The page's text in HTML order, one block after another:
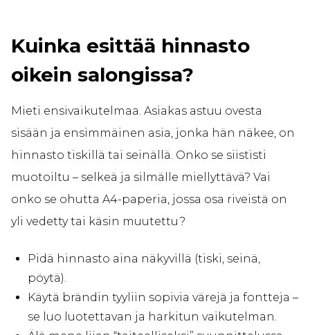
Kuinka esittää hinnasto
oikein salongissa?
Mieti ensivaikutelmaa. Asiakas astuu ovesta
sisään ja ensimmäinen asia, jonka hän näkee, on
hinnasto tiskillä tai seinällä. Onko se siististi
muotoiltu – selkeä ja silmälle miellyttävä? Vai
onko se ohutta A4-paperia, jossa osa riveistä on
yli vedetty tai käsin muutettu?
Pidä hinnasto aina näkyvillä (tiski, seinä,
pöytä).
Käytä brändin tyyliin sopivia värejä ja fontteja –
se luo luotettavan ja harkitun vaikutelman.